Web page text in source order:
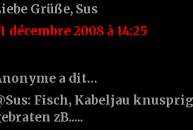
Grüße, Sus
décembre 2008 à 14:25
a dit…
Fisch, Kabeljau
zB.....